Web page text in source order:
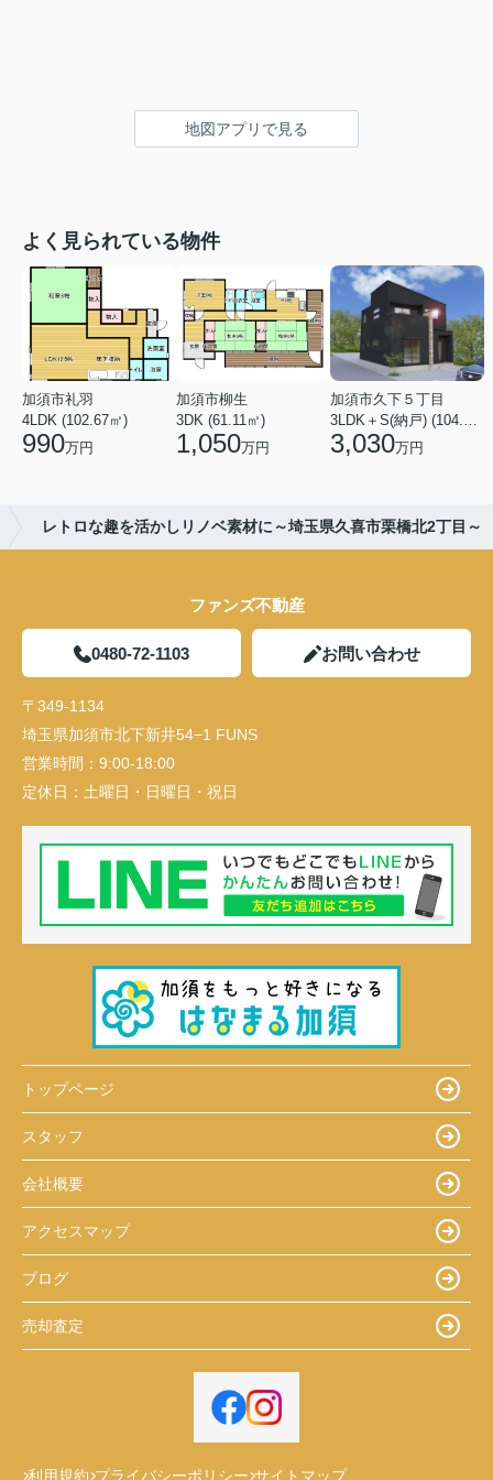
地図アプリで見る
よく見られている物件
加須市礼羽
4LDK (102.67㎡)
990万円
加須市柳生
3DK (61.11㎡)
1,050万円
加須市久下５丁目
3LDK＋S(納戸) (104.33㎡)
3,030万円
レトロな趣を活かしリノベ素材に～埼玉県久喜市栗橋北2丁目～
ファンズ不動産
0480-72-1103 お問い合わせ
〒349-1134
埼玉県加須市北下新井54−1 FUNS
営業時間： 9:00-18:00
定休日： 土曜日・日曜日・祝日
トップページ
スタッフ
会社概要
アクセスマップ
ブログ
売却査定
利用規約 プライバシーポリシー サイトマップ